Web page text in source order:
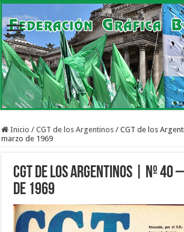
Inicio / CGT de los Argentinos / CGT de los
marzo de 1969
CGT de los Argentinos | nº 40
de 1969